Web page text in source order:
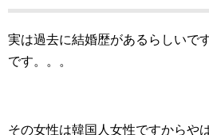
実は過去に結婚歴があるらしいで
です。。。
その女性は韓国人女性ですからや